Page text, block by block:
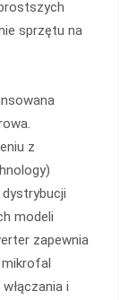
sprzętu na
z
modeli
zapewnia
mikrofal
i